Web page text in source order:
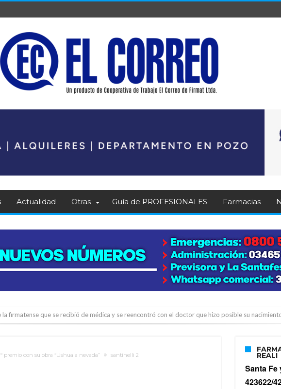
Actualidad Otras Guía de PROFESIONALES Farmacias
la firmatense que se recibió de médica y se reencontró con el doctor que hizo posible su
techo del galpón del ferrocarril
premio con su obra “Ushuaia nevada” santinelli 2 REALI
Santa Fe
423622/